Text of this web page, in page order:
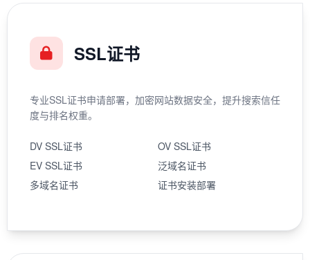
SSL证书
专业SSL证书申请部署，加密网站数据安全，提升搜索信任
度与排名权重。
DV SSL证书
OV SSL证书
EV SSL证书
泛域名证书
多域名证书
证书安装部署